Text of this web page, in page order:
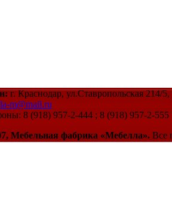
г. Краснодар, ул.Ставропольская 214/5,
m@mail.ru
8 (918) 957-2-444 ; 8 (918) 957-2-555
Мебельная фабрика «Мебелла».Все